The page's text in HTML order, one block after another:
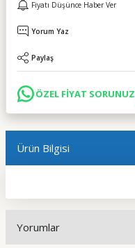
Fiyatı Düşünce Haber Ver
Yorum Yaz
Paylaş
ÖZEL FİYAT SORUNUZ
Ürün Bilgisi
Yorumlar